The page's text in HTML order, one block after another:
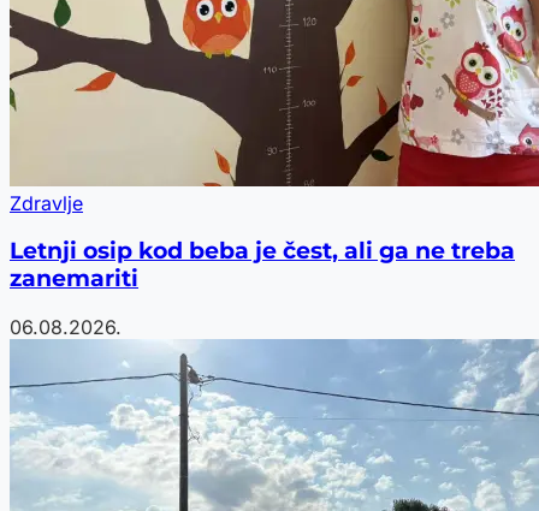
Zdravlje
Letnji osip kod beba je čest, ali ga ne treba
zanemariti
06.08.2026.